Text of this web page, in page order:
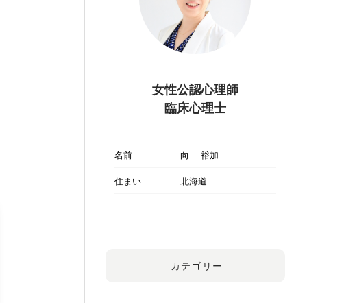
女性公認心理師
臨床心理士
名前
向 裕加
住まい
北海道
カテゴリー